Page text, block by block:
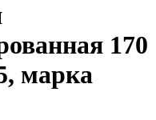
170
марка